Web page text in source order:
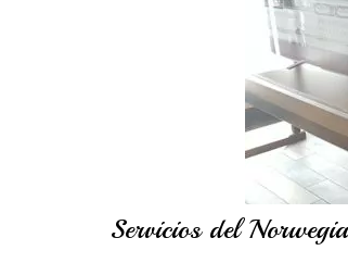
Servicios del